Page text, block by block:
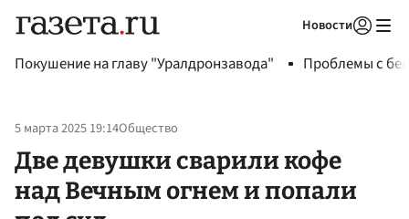
Новости
Покушение на главу "Уралдронзавода" Проблемы с
5 марта 2025 19:14Общество
Две девушки сварили кофе
над Вечным огнем и попали